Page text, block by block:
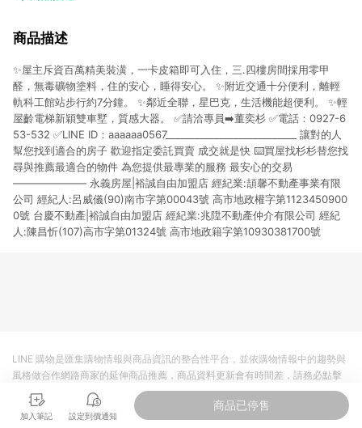
商品描述
✨屋主斥資百萬精美裝潢，一卡皮箱即可入住，三.四樓房間採用零甲
醛，無毒礦物塗料，住的安心，睡得安心。 ✨附近交通十分便利，離輕
軌科工館站步行約7分鐘。 ✨鄰近全聯，星巴克，生活機能超便利。 ✨輕
屋齡電梯新穎雙車墅，質感大器。 ✅請洽專員➡️董奕杉 ✅電話：0927-6
53-532 ✅LINE ID：aaaaaa0567 ​__________________________​_ 讓對的人
幫您找到適合的房子 歡迎指定委託買賣 成交就是快 ⌨️買屋找杉杉替您找
尋與推薦最適合的物件 為您提供最專業的服務 最安心的交易
——————— 永義房屋|裕誠自由加盟店 經紀業:頡馨不動產事業有限
公司 經紀人:呂威儀(90)南市字第00043號 高市地政權字第1123450900
0號 台慶不動產|裕誠自由加盟店 經紀業:兆陞不動產仲介有限公司 經紀
人:陳昌忻(107)高市字第01324號 高市地政籍字第10930381700號
加入筆記 設定到價通知
商品已停售
LINE 購物是匯集購物情報與商品資訊的整合性平台，並依購物情報中的趨勢與
風格做合作網路商家的延伸商品推薦，商品資料更新會有時間差，請務必點擊
商品至各合作網路商家，確認現售價與購物條件，一切資訊以合作廠商網頁為
準。